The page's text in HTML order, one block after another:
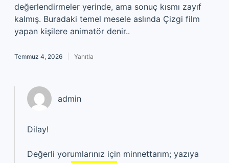
değerlendirmeler yerinde, ama sonuç kısmı zayıf
kalmış. Buradaki temel mesele aslında Çizgi film
yapan kişilere animatör denir..
Temmuz 4, 2026 Yanıtla
admin
Dilay!
Değerli yorumlarınız için minnettarım; yazıya